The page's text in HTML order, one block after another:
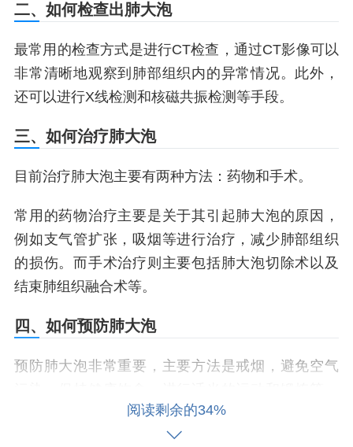
二、如何检查出肺大泡
最常用的检查方式是进行CT检查，通过CT影像可以
非常清晰地观察到肺部组织内的异常情况。此外，
还可以进行X线检测和核磁共振检测等手段。
三、如何治疗肺大泡
目前治疗肺大泡主要有两种方法：药物和手术。
常用的药物治疗主要是关于其引起肺大泡的原因，
例如支气管扩张，吸烟等进行治疗，减少肺部组织
的损伤。而手术治疗则主要包括肺大泡切除术以及
结束肺组织融合术等。
四、如何预防肺大泡
预防肺大泡非常重要，主要方法是戒烟，避免空气
此外，注意保持情绪稳定，避免精神压力过大也十
阅读剩余的34%